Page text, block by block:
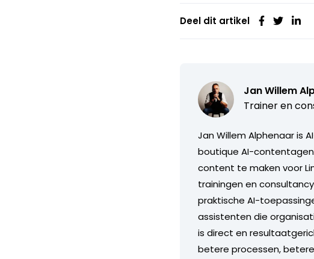
Deel dit artikel
Jan Willem
Trainer en
Jan Willem Alphenaar is
boutique AI-
content te maken voor
trainingen en
praktische AI-
assistenten die
is direct en
betere processen,